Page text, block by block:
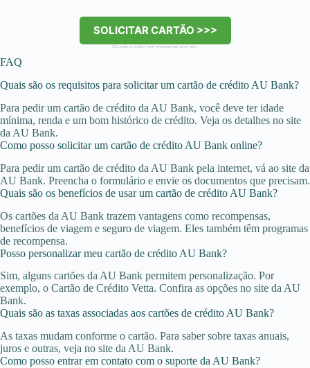
SOLICITAR CARTÃO >>>
Clicando no botão você permanecerá neste site.
FAQ
Quais são os requisitos para solicitar um cartão de crédito AU Bank?
Para pedir um cartão de crédito da AU Bank, você deve ter idade
mínima, renda e um bom histórico de crédito. Veja os detalhes no site
da AU Bank.
Como posso solicitar um cartão de crédito AU Bank online?
Para pedir um cartão de crédito da AU Bank pela internet, vá ao site da
AU Bank. Preencha o formulário e envie os documentos que precisam.
Quais são os benefícios de usar um cartão de crédito AU Bank?
Os cartões da AU Bank trazem vantagens como recompensas,
benefícios de viagem e seguro de viagem. Eles também têm programas
de recompensa.
Posso personalizar meu cartão de crédito AU Bank?
Sim, alguns cartões da AU Bank permitem personalização. Por
exemplo, o Cartão de Crédito Vetta. Confira as opções no site da AU
Bank.
Quais são as taxas associadas aos cartões de crédito AU Bank?
As taxas mudam conforme o cartão. Para saber sobre taxas anuais,
juros e outras, veja no site da AU Bank.
Como posso entrar em contato com o suporte da AU Bank?